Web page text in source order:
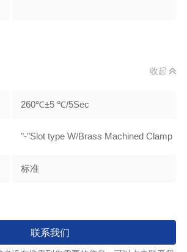
收起
260℃±5 ℃/5Sec
"-"Slot type W/Brass Machined Clamp
标准
联系我们